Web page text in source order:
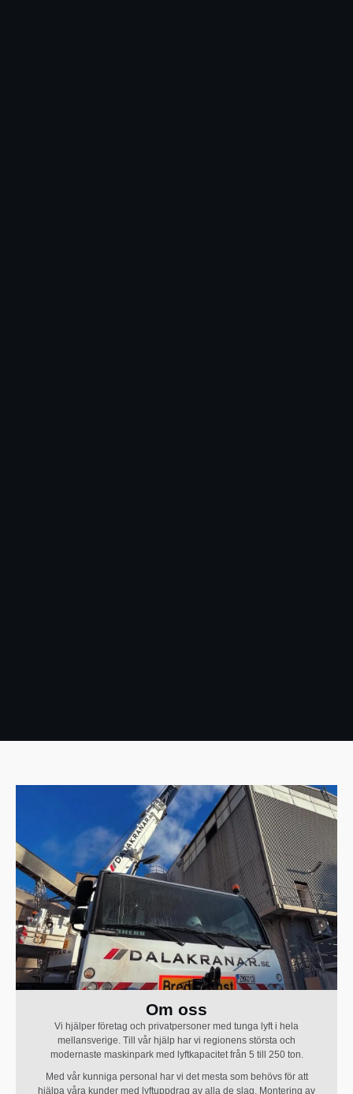
Om oss
Vi hjälper företag och privatpersoner med tunga lyft i hela
mellansverige. Till vår hjälp har vi regionens största och
modernaste maskinpark med lyftkapacitet från 5 till 250 ton.
Med vår kunniga personal har vi det mesta som behövs för att
hjälpa våra kunder med lyftuppdrag av alla de slag. Montering av